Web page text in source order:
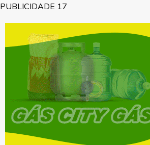
PUBLICIDADE 17